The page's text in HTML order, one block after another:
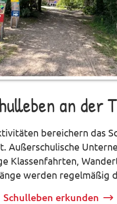
an der
bereichern das
Außerschulische
Klassenfahrten,
werden regelmäßig
Schulleben erkunden